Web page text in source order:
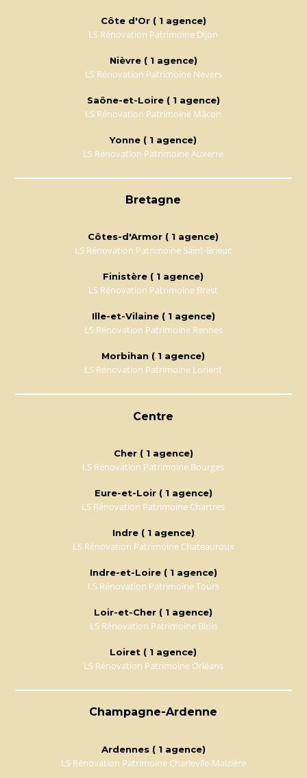
Côte d'Or ( 1 agence)
LS Rénovation Patrimoine Dijon
Nièvre ( 1 agence)
LS Rénovation Patrimoine Nevers
Saône-et-Loire ( 1 agence)
LS Rénovation Patrimoine Mâcon
Yonne ( 1 agence)
LS Rénovation Patrimoine Auxerre
Bretagne
Côtes-d'Armor ( 1 agence)
LS Rénovation Patrimoine Saint-Brieuc
Finistère ( 1 agence)
LS Rénovation Patrimoine Brest
Ille-et-Vilaine ( 1 agence)
LS Rénovation Patrimoine Rennes
Morbihan ( 1 agence)
LS Rénovation Patrimoine Lorient
Centre
Cher ( 1 agence)
LS Rénovation Patrimoine Bourges
Eure-et-Loir ( 1 agence)
LS Rénovation Patrimoine Chartres
Indre ( 1 agence)
LS Rénovation Patrimoine Chateauroux
Indre-et-Loire ( 1 agence)
LS Rénovation Patrimoine Tours
Loir-et-Cher ( 1 agence)
LS Rénovation Patrimoine Blois
Loiret ( 1 agence)
LS Rénovation Patrimoine Orléans
Champagne-Ardenne
Ardennes ( 1 agence)
LS Rénovation Patrimoine Charlevile-Maizière